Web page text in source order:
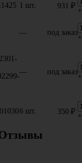
1 шт. 931 ₽
+
— под заказ
+
— под заказ
+
6 шт. 350 ₽
+